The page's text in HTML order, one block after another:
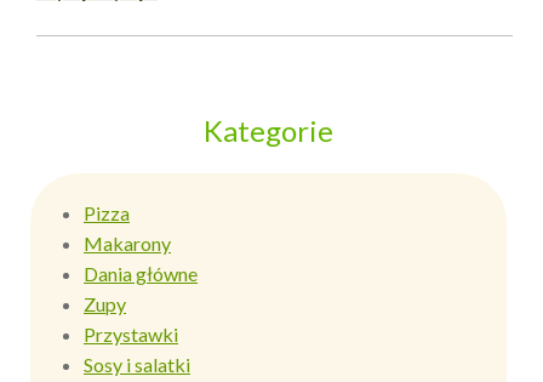
Kategorie
Pizza
Makarony
Dania główne
Zupy
Przystawki
Sosy i salatki